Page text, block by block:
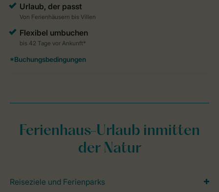
Ferienhaus-Urlaub inmitten
der Natur
Reiseziele und Ferienparks